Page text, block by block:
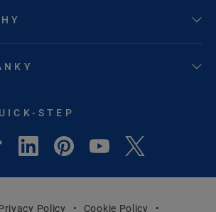
STEP
Policy Cookie Policy